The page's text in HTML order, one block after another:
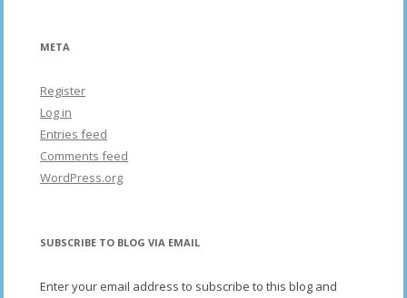
META
Register
Log in
Entries feed
Comments feed
WordPress.org
SUBSCRIBE TO BLOG VIA EMAIL
Enter your email address to subscribe to this blog and